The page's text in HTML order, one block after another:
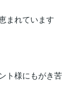
まれています
ト様にもがき苦